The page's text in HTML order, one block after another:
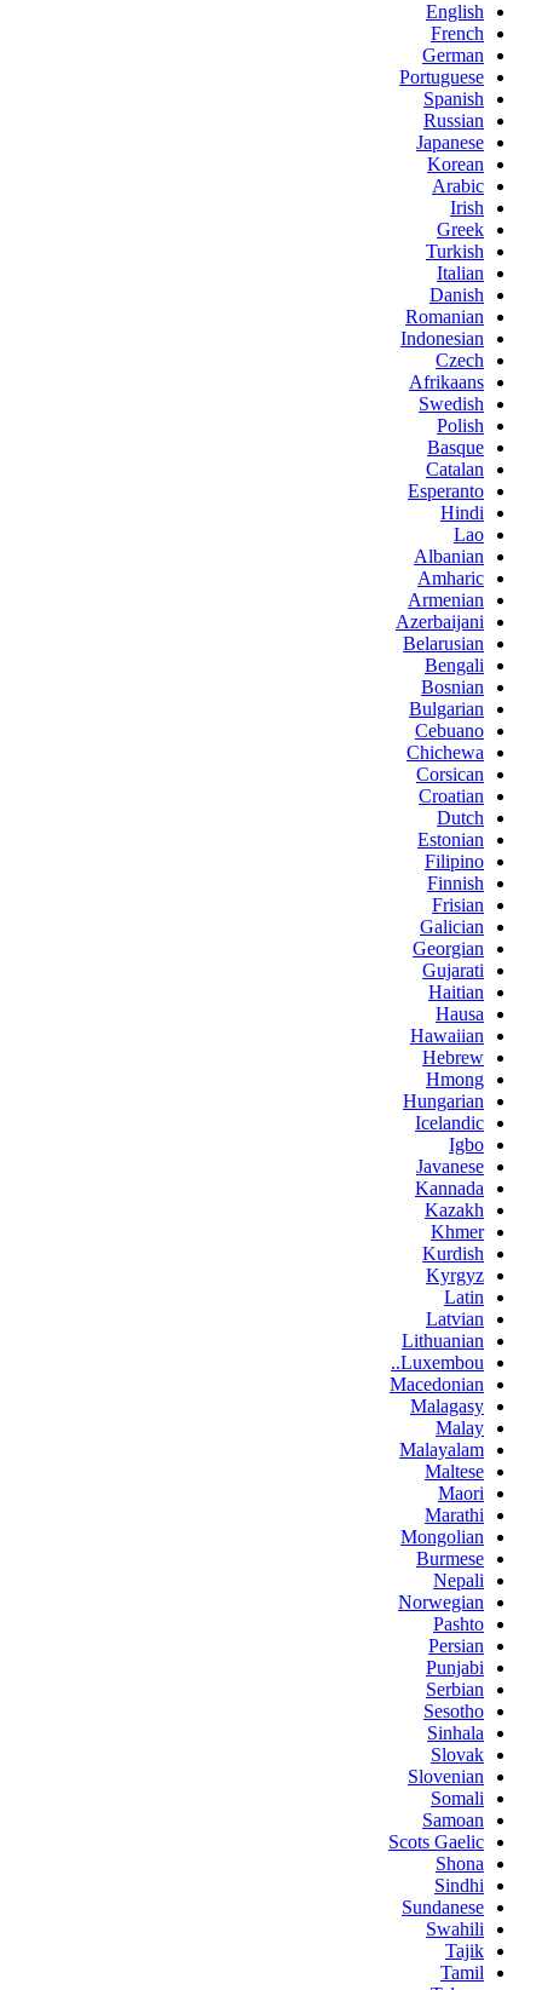
English
French
German
Portuguese
Spanish
Russian
Japanese
Korean
Arabic
Irish
Greek
Turkish
Italian
Danish
Romanian
Indonesian
Czech
Afrikaans
Swedish
Polish
Basque
Catalan
Esperanto
Hindi
Lao
Albanian
Amharic
Armenian
Azerbaijani
Belarusian
Bengali
Bosnian
Bulgarian
Cebuano
Chichewa
Corsican
Croatian
Dutch
Estonian
Filipino
Finnish
Frisian
Galician
Georgian
Gujarati
Haitian
Hausa
Hawaiian
Hebrew
Hmong
Hungarian
Icelandic
Igbo
Javanese
Kannada
Kazakh
Khmer
Kurdish
Kyrgyz
Latin
Latvian
Lithuanian
Luxembou..
Macedonian
Malagasy
Malay
Malayalam
Maltese
Maori
Marathi
Mongolian
Burmese
Nepali
Norwegian
Pashto
Persian
Punjabi
Serbian
Sesotho
Sinhala
Slovak
Slovenian
Somali
Samoan
Scots Gaelic
Shona
Sindhi
Sundanese
Swahili
Tajik
Tamil